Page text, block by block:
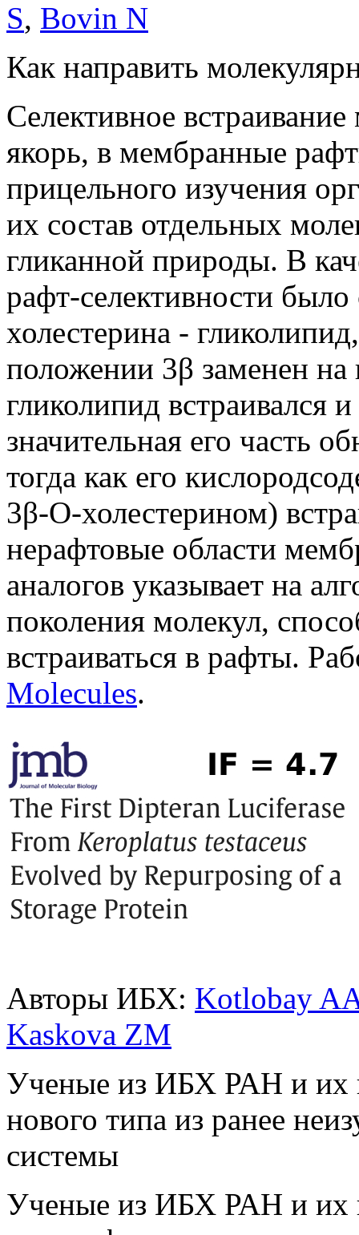
S, Bovin N
Как направить
Селективное
якорь, в мембранные
прицельного изучения
их состав отдельных
гликанной природы. В
рафт-селективности
холестерина -
положении 3β заменен на
гликолипид встраивался
значительная его часть
тогда как его
3β-O-холестерином)
нерафтовые области
аналогов указывает на
поколения молекул,
встраиваться в рафты.
Molecules.
Авторы ИБХ: Kotlobay
Kaskova ZM
Ученые из ИБХ РАН и их
нового типа из ранее
системы
Ученые из ИБХ РАН и их